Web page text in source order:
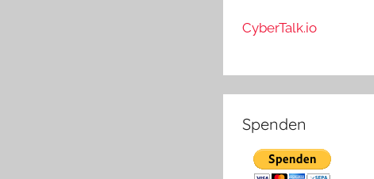
CyberTalk.io
Spenden